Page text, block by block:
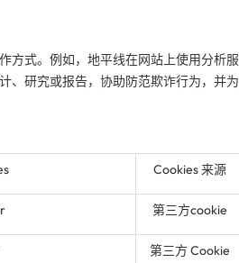
方式。例如，地平线在网站上使用分析服
、研究或报告，协助防范欺诈行为，并为
Cookies 来源
第三方cookie
第三方 Cookie